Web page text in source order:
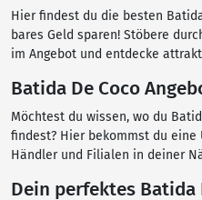
Hier findest du die besten
bares Geld sparen! Stöbere
im Angebot und entdecke
Batida De Coco
Möchtest du wissen, wo du
findest? Hier bekommst du eine
Händler und Filialen in deiner
Dein perfektes Batida